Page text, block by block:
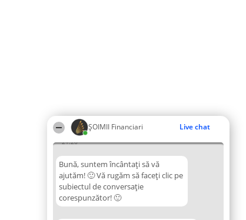
ȘOIMII Financiari Live chat
21:26
Bună, suntem încântați să vă
ajutăm! 🙂 Vă rugăm să faceți clic pe
subiectul de conversație
corespunzător! 🙂